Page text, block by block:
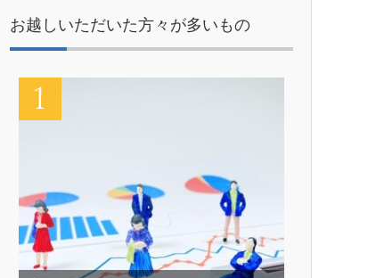
お越しいただいた方々が多いもの